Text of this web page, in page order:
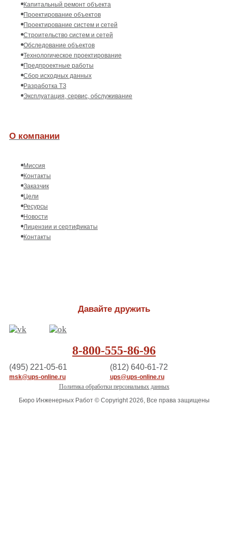
Капитальный ремонт объекта
Проектирование объектов
Проектирование систем и сетей
Строительство систем и сетей
Обследование объектов
Технологическое проектирование
Предпроектные работы
Сбор исходных данных
Разработка ТЗ
Эксплуатация, сервис, обслуживание
О компании
Миссия
Контакты
Заказчик
Цели
Ресурсы
Новости
Лицензии и сертификаты
Контакты
Давайте дружить
8-800-555-86-96
(495) 221-05-61
msk@ups-online.ru
(812) 640-61-72
ups@ups-online.ru
Политика обработки персональных данных
Бюро Инженерных Работ © Copyright 2026, Все права защищены